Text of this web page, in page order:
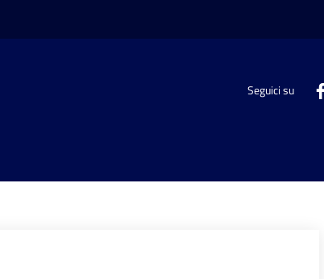
Seguici su